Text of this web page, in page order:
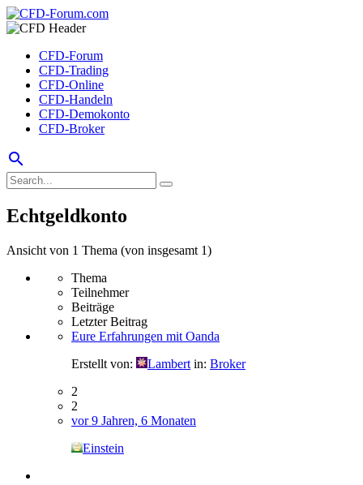
CFD-Forum
CFD-Trading
CFD-Online
CFD-Handeln
CFD-Demokonto
CFD-Broker
search
Echtgeldkonto
Ansicht von 1 Thema (von insgesamt 1)
Thema
Teilnehmer
Beiträge
Letzter Beitrag
Eure Erfahrungen mit Oanda
Erstellt von:
Lambert in: Broker
2
2
vor 9 Jahren, 6 Monaten
Einstein